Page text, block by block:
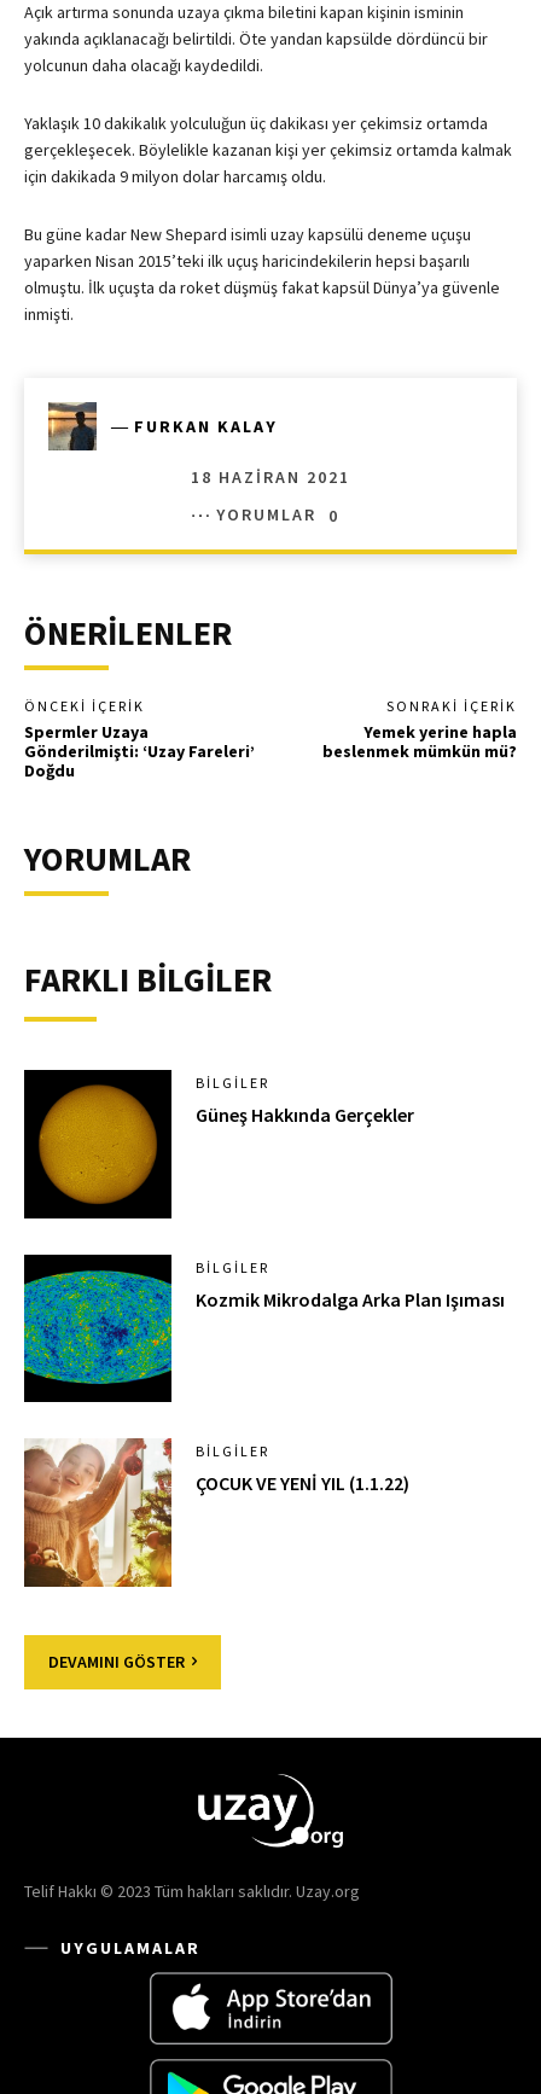
Açık artırma sonunda uzaya çıkma biletini kapan kişinin isminin
yakında açıklanacağı belirtildi. Öte yandan kapsülde dördüncü bir
yolcunun daha olacağı kaydedildi.
Yaklaşık 10 dakikalık yolculuğun üç dakikası yer çekimsiz ortamda
gerçekleşecek. Böylelikle kazanan kişi yer çekimsiz ortamda kalmak
için dakikada 9 milyon dolar harcamış oldu.
Bu güne kadar New Shepard isimli uzay kapsülü deneme uçuşu
yaparken Nisan 2015’teki ilk uçuş haricindekilerin hepsi başarılı
olmuştu. İlk uçuşta da roket düşmüş fakat kapsül Dünya’ya güvenle
inmişti.
― FURKAN KALAY
18 HAZIRAN 2021
YORUMLAR
0
ÖNERİLENLER
ÖNCEKI İÇERIK
Spermler Uzaya
Gönderilmişti: ‘Uzay Fareleri’
Doğdu
SONRAKI İÇERIK
Yemek yerine hapla
beslenmek mümkün mü?
YORUMLAR
FARKLI BİLGİLER
BILGILER
Güneş Hakkında Gerçekler
BILGILER
Kozmik Mikrodalga Arka Plan Işıması
BILGILER
ÇOCUK VE YENİ YIL (1.1.22)
DEVAMINI GÖSTER
Telif Hakkı © 2023 Tüm hakları saklıdır. Uzay.org
UYGULAMALAR